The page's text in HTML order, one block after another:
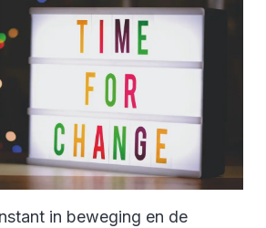
in beweging en de